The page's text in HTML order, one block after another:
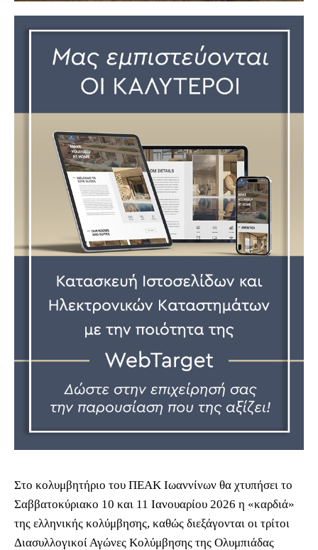
Στο κολυμβητήριο του ΠΕΑΚ Ιωαννίνων θα χτυπήσει το
Σαββατοκύριακο 10 και 11 Ιανουαρίου 2026 η «καρδιά»
της ελληνικής κολύμβησης, καθώς διεξάγονται οι τρίτοι
Διασυλλογικοί Αγώνες Κολύμβησης της Ολυμπιάδας